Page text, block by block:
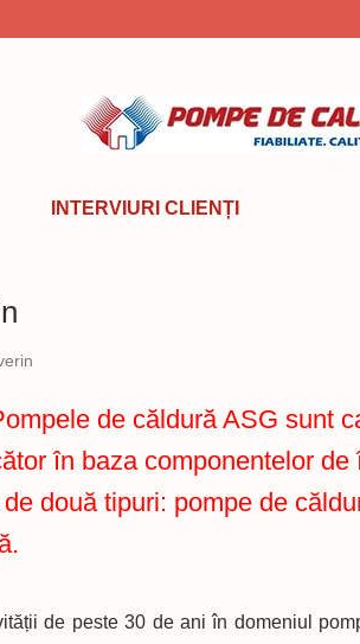
INTERVIURI CLIENȚI
de căldură ASG sunt
în baza componentelor
două tipuri: pompe de
de peste 30 de ani în domeniul